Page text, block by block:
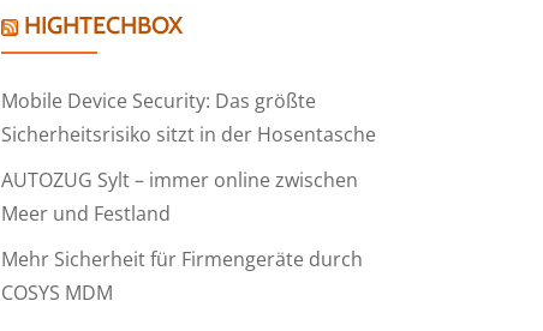
HIGHTECHBOX
Mobile Device Security: Das größte
Sicherheitsrisiko sitzt in der Hosentasche
AUTOZUG Sylt – immer online zwischen
Meer und Festland
Mehr Sicherheit für Firmengeräte durch
COSYS MDM